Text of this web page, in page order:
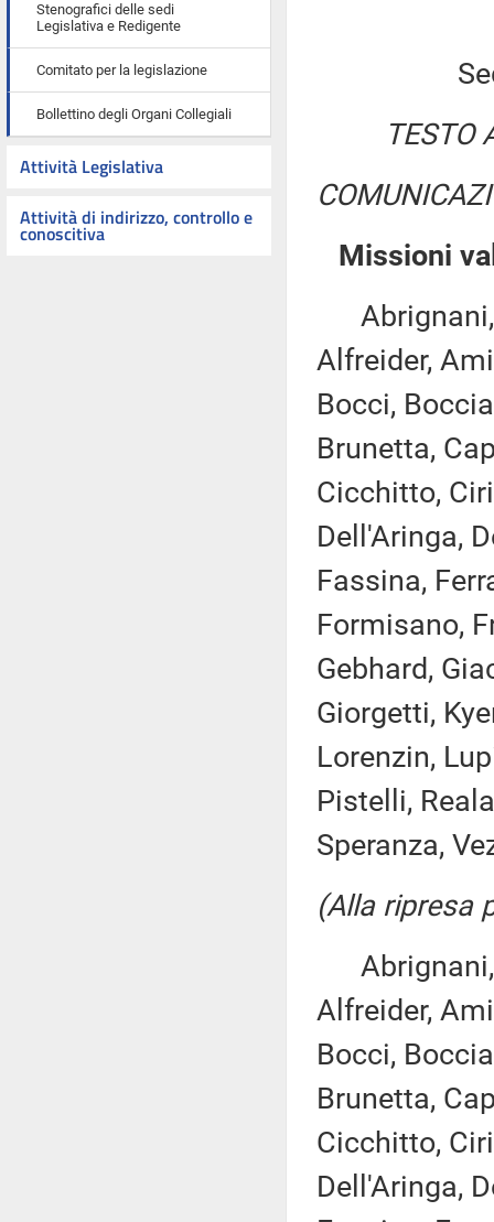
Stenografici delle sedi
Legislativa e Redigente
Comitato per la legislazione
Bollettino degli Organi Collegiali
Attività Legislativa
Attività di indirizzo, controllo e
conoscitiva
TESTO
Missioni
Abrignani,
Alfreider,
Bocci,
Brunetta,
Cicchitto,
Dell'Aringa,
Fassina,
Formisano,
Gebhard,
Giorgetti,
Lorenzin,
Pistelli,
Speranza,
(Alla ripresa
Abrignani,
Alfreider,
Bocci,
Brunetta,
Cicchitto,
Dell'Aringa,